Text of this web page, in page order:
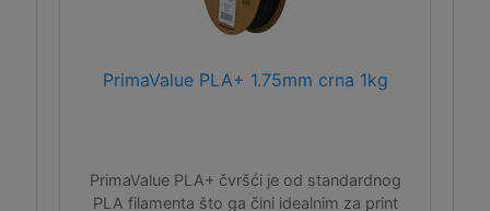
PrimaValue PLA+ 1.75mm crna 1kg
PrimaValue PLA+ čvršći je od standardnog
PLA filamenta što ga čini idealnim za print